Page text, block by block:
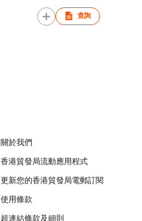
查詢
關於我們
香港貿發局流動應用程式
更新您的香港貿發局電郵訂閱
使用條款
超連結條款及細則